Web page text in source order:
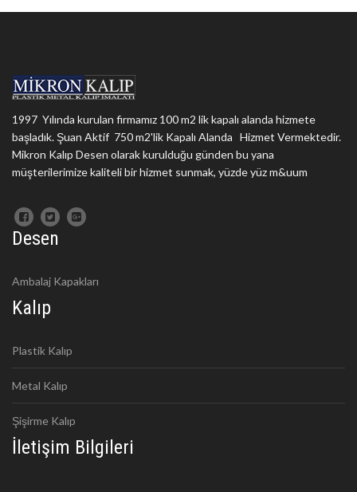
1997 Yılında kurulan firmamız 100 m2 lik kapalı alanda hizmete
başladık. Şuan Aktif 750 m2'lik Kapalı Alanda Hizmet Vermektedir.
Mikron Kalıp Desen olarak kurulduğu günden bu yana
müşterilerimize kaliteli bir hizmet sunmak, yüzde yüz m&uum
Desen
Ambalaj Kapakları
Kalıp
Plastik Kalıp
Metal Kalıp
Şişirme Kalıp
İletişim Bilgileri